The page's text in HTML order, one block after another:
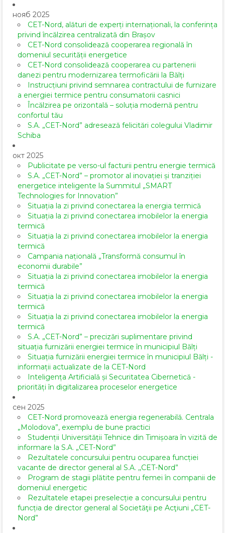
нояб 2025
CET-Nord, alături de experți internaționali, la conferința
privind încălzirea centralizată din Brașov
CET-Nord consolidează cooperarea regională în
domeniul securității energetice
CET-Nord consolidează cooperarea cu partenerii
danezi pentru modernizarea termoficării la Bălți
Instrucțiuni privind semnarea contractului de furnizare
a energiei termice pentru consumatorii casnici
Încălzirea pe orizontală – soluția modernă pentru
confortul tău
S.A. „CET-Nord” adresează felicitări colegului Vladimir
Schiba
окт 2025
Publicitate pe verso-ul facturii pentru energie termică
S.A. „CET-Nord” – promotor al inovației și tranziției
energetice inteligente la Summitul „SMART
Technologies for Innovation”
Situația la zi privind conectarea la energia termică
Situația la zi privind conectarea imobilelor la energia
termică
Situația la zi privind conectarea imobilelor la energia
termică
Campania națională „Transformă consumul în
economii durabile”
Situația la zi privind conectarea imobilelor la energia
termică
Situația la zi privind conectarea imobilelor la energia
termică
Situația la zi privind conectarea imobilelor la energia
termică
S.A. „CET-Nord” – precizări suplimentare privind
situația furnizării energiei termice în municipiul Bălți
Situația furnizării energiei termice în municipiul Bălți -
informații actualizate de la CET-Nord
Inteligența Artificială și Securitatea Cibernetică -
priorități în digitalizarea proceselor energetice
сен 2025
CET-Nord promovează energia regenerabilă. Centrala
„Molodova”, exemplu de bune practici
Studenții Universității Tehnice din Timișoara în vizită de
informare la S.A. „CET-Nord”
Rezultatele concursului pentru ocuparea funcției
vacante de director general al S.A. ,,CET-Nord”
Program de stagii plătite pentru femei în companii de
domeniul energetic
Rezultatele etapei preselecție a concursului pentru
funcția de director general al Societăţii pe Acţiuni „CET-
Nord”